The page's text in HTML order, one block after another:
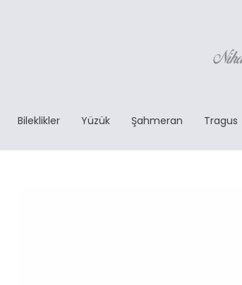
Bileklikler Yüzük Şahmeran Tragus